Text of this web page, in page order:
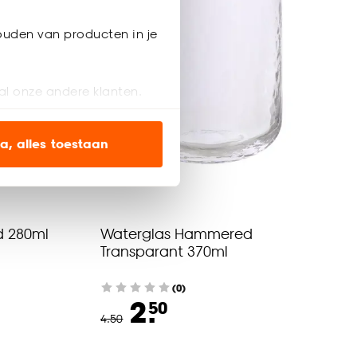
van producten in je
onze andere klanten.
om alleen de
alles toestaan
280ml
Waterglas Hammered
Transparant 370ml
(0)
4.50 2.50